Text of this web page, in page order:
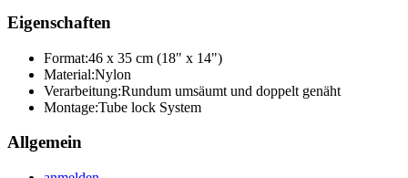
Eigenschaften
Format:46 x 35 cm (18" x 14")
Material:Nylon
Verarbeitung:Rundum umsäumt und doppelt genäht
Montage:Tube lock System
Allgemein